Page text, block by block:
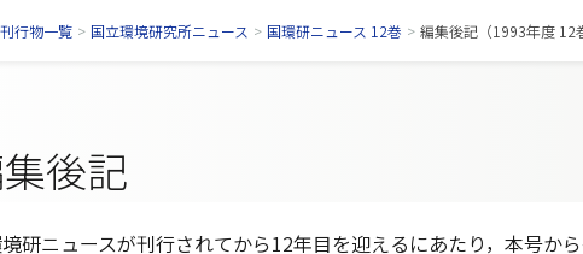
刊行物一覧 > 国立環境研究所ニュース > 国環研ニュース 12巻 > 編集後記（1993年度 12
後記
研ニュースが刊行されてから12年目を迎えるにあたり，本号か